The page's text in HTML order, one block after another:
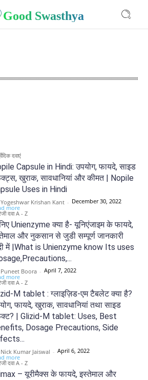
Good Swasthya
दवाएं
Capsule in Hindi: उपयोग, फायदे, साइड
खुराक, सावधानियां और कीमत | Nopile
Uses in Hindi
Krishan Kant - December 30, 2022
more
दवा A - Z
Unienzyme क्या है- यूनिएंजाइम के फायदे,
और नुकसान से जुडी सम्पूर्ण जानकारी
में |What is Unienzyme know Its uses
Boora - April 7, 2022
more
दवा A - Z
M tablet : ग्लाइज़िड-एम टैबलेट क्या है?
फायदे, खुराक, सावधानियां तथा साइड
| Glizid-M tablet: Uses, Best
Dosage Precautions, Side
Kumar Jaiswal - April 6, 2022
more
दवा A - Z
– यूरीमैक्स के फायदे, इस्तेमाल और